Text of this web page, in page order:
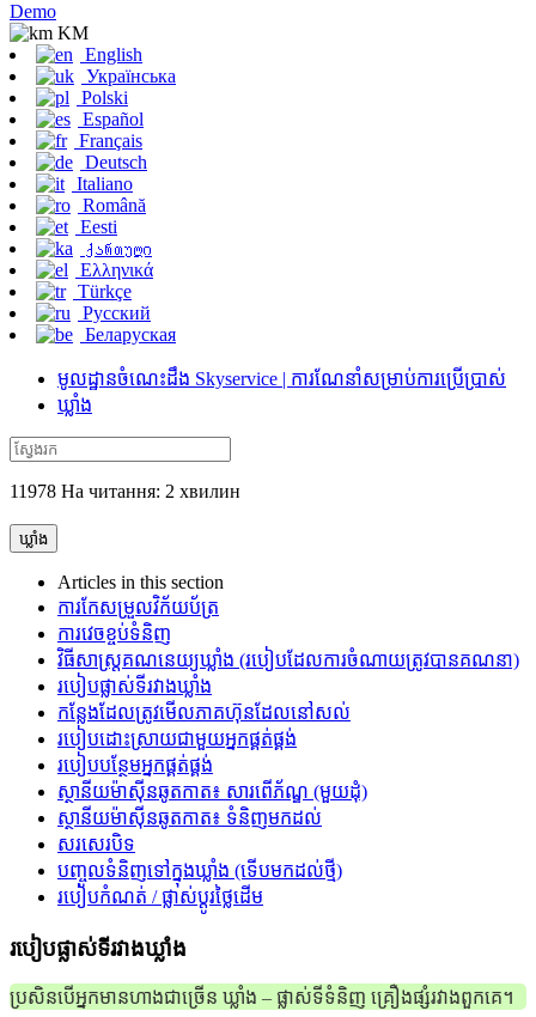
Demo
KM
English
Українська
Polski
Español
Français
Deutsch
Italiano
Română
Eesti
ქართული
Ελληνικά
Türkçe
Русский
Беларуская
មូលដ្ឋានចំណេះដឹង Skyservice | ការណែនាំសម្រាប់ការប្រើប្រាស់
ឃ្លាំង
11978 На читання: 2 хвилин
ឃ្លាំង
Articles in this section
ការកែសម្រួលវិក័យប័ត្រ
ការវេចខ្ចប់ទំនិញ
វិធីសាស្រ្តគណនេយ្យឃ្លាំង (របៀបដែលការចំណាយត្រូវបានគណនា)
របៀបផ្លាស់ទីរវាងឃ្លាំង
កន្លែងដែលត្រូវមើលភាគហ៊ុនដែលនៅសល់
របៀបដោះស្រាយជាមួយអ្នកផ្គត់ផ្គង់
របៀបបន្ថែមអ្នកផ្គត់ផ្គង់
ស្ថានីយម៉ាស៊ីនឆូតកាត៖ សារពើភ័ណ្ឌ (មួយដុំ)
ស្ថានីយម៉ាស៊ីនឆូតកាត៖ ទំនិញមកដល់
សរសេរ​បិទ
បញ្ចូលទំនិញទៅក្នុងឃ្លាំង (ទើបមកដល់ថ្មី)
របៀបកំណត់ / ផ្លាស់ប្តូរថ្លៃដើម
របៀបផ្លាស់ទីរវាងឃ្លាំង
ប្រសិនបើអ្នកមានហាងជាច្រើន ឃ្លាំង – ផ្លាស់ទីទំនិញ គ្រឿងផ្សំរវាងពួកគេ។